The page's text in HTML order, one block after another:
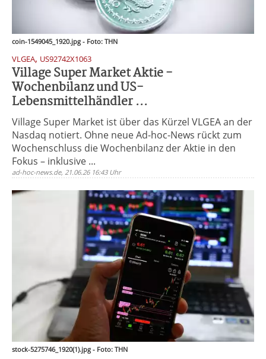
coin-1549045_1920.jpg - Foto: THN
VLGEA, US92742X1063
Village Super Market Aktie -
Wochenbilanz und US-
Lebensmittelhändler ...
Village Super Market ist über das Kürzel VLGEA an der
Nasdaq notiert. Ohne neue Ad-hoc-News rückt zum
Wochenschluss die Wochenbilanz der Aktie in den
Fokus – inklusive ...
ad-hoc-news.de, 21.06.26 16:43 Uhr
stock-5275746_1920(1).jpg - Foto: THN